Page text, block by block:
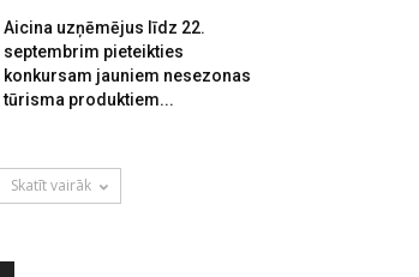
Aicina uzņēmējus līdz 22.
septembrim pieteikties
konkursam jauniem nesezonas
tūrisma produktiem...
Skatīt vairāk